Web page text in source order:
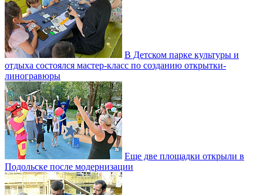
В Детском парке культуры и
отдыха состоялся мастер-класс по созданию открытки-
линогравюры
Еще две площадки открыли в
Подольске после модернизации